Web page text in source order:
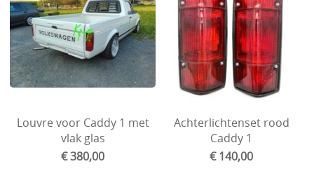
Velgen en spoorverbreders
Goodies and gifts
Handleiding/vervangonderdelen jalousie
Mini
Louvre voor Caddy 1 met
vlak glas
€ 380,00
Achterlichtenset rood
Caddy 1
€ 140,00